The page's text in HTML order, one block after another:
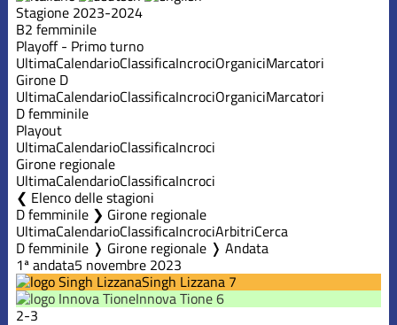
Stagione 2023-2024
B2 femminile
Playoff - Primo turno
UltimaCalendarioClassificaIncrociOrganiciMarcatori
Girone D
UltimaCalendarioClassificaIncrociOrganiciMarcatori
D femminile
Playout
UltimaCalendarioClassificaIncroci
Girone regionale
UltimaCalendarioClassificaIncroci
Elenco delle stagioni
D femminile ❯ Girone regionale
UltimaCalendarioClassificaIncrociArbitriCerca
D femminile ❭ Girone regionale ❭ Andata
1ª andata5 novembre 2023
Singh Lizzana 7
Innova Tione6
2-3